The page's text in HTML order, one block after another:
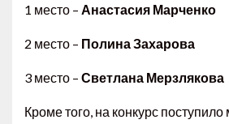
1 место – Анастасия Марченко
2 место – Полина Захарова
3 место – Светлана Мерзлякова
Кроме того, на конкурс поступило